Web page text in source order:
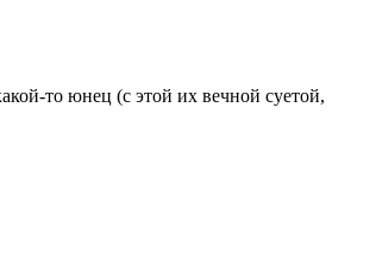
то юнец (с этой их вечной суетой,